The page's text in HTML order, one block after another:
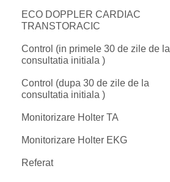
ECO DOPPLER CARDIAC
TRANSTORACIC
Control (in primele 30 de zile de la
consultatia initiala )
Control (dupa 30 de zile de la
consultatia initiala )
Monitorizare Holter TA
Monitorizare Holter EKG
Referat